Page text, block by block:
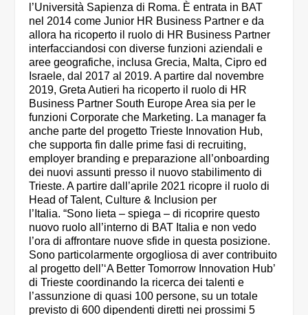
l’Università Sapienza di Roma. È entrata in BAT
nel 2014 come Junior HR Business Partner e da
allora ha ricoperto il ruolo di HR Business Partner
interfacciandosi con diverse funzioni aziendali e
aree geografiche, inclusa Grecia, Malta, Cipro ed
Israele, dal 2017 al 2019. A partire dal novembre
2019, Greta Autieri ha ricoperto il ruolo di HR
Business Partner South Europe Area sia per le
funzioni Corporate che Marketing. La manager fa
anche parte del progetto Trieste Innovation Hub,
che supporta fin dalle prime fasi di recruiting,
employer branding e preparazione all’onboarding
dei nuovi assunti presso il nuovo stabilimento di
Trieste. A partire dall’aprile 2021 ricopre il ruolo di
Head of Talent, Culture & Inclusion per
l’Italia. “Sono lieta – spiega – di ricoprire questo
nuovo ruolo all’interno di BAT Italia e non vedo
l’ora di affrontare nuove sfide in questa posizione.
Sono particolarmente orgogliosa di aver contribuito
al progetto dell’‘A Better Tomorrow Innovation Hub’
di Trieste coordinando la ricerca dei talenti e
l’assunzione di quasi 100 persone, su un totale
previsto di 600 dipendenti diretti nei prossimi 5